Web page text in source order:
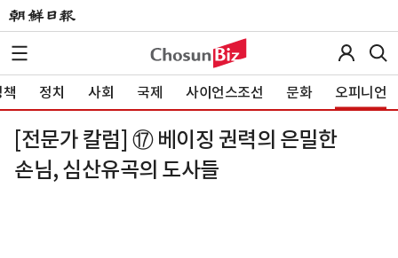
정치 사회 국제 사이언스조선 문화 오피니언
[전문가 칼럼] ⑰ 베이징 권력의 은밀한
손님, 심산유곡의 도사들